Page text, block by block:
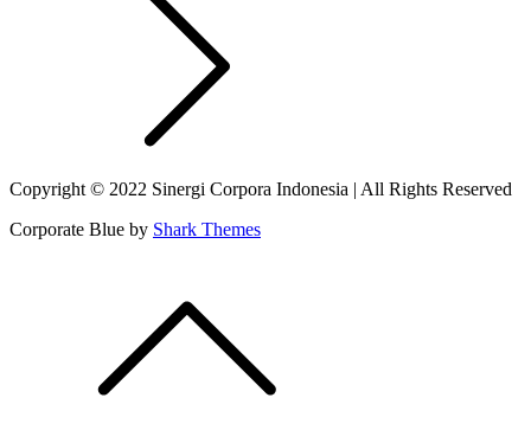
Copyright © 2022 Sinergi Corpora Indonesia | All Rights Reserved
Corporate Blue by Shark Themes